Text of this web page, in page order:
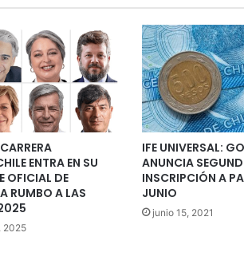
ENTRA EN SU
OFICIAL DE
RUMBO A LAS
2025
IFE UNIVERSAL:
ANUNCIA
INSCRIPCIÓN A
JUNIO
junio 15, 2021